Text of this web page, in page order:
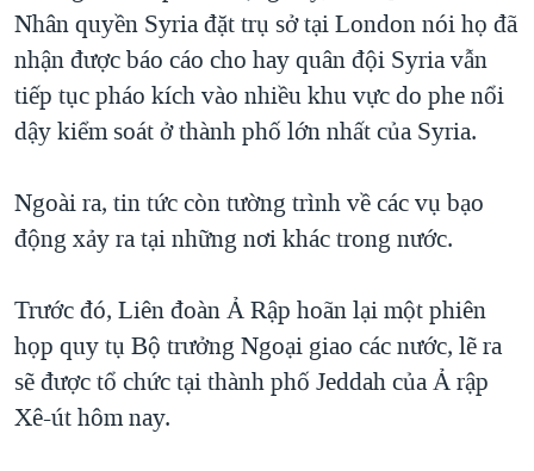
Nhân quyền Syria đặt trụ sở tại London nói họ đã
nhận được báo cáo cho hay quân đội Syria vẫn
tiếp tục pháo kích vào nhiều khu vực do phe nổi
dậy kiểm soát ở thành phố lớn nhất của Syria.
Ngoài ra, tin tức còn tường trình về các vụ bạo
động xảy ra tại những nơi khác trong nước.
Trước đó, Liên đoàn Ả Rập hoãn lại một phiên
họp quy tụ Bộ trưởng Ngoại giao các nước, lẽ ra
sẽ được tổ chức tại thành phố Jeddah của Ả rập
Xê-út hôm nay.